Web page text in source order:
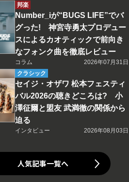
邦楽
Number_iが“BUGS LIFE”でバ
グった! 神宮寺勇太プロデュー
スによるカオティックで前向き
なフォンク曲を徹底レビュー
コラム
2026年07月31日
クラシック
セイジ・オザワ 松本フェスティ
バル2026の聴きどころは? 小
澤征爾と盟友 武満徹の関係から
迫る
インタビュー 2026年08月03日
人気記事一覧へ